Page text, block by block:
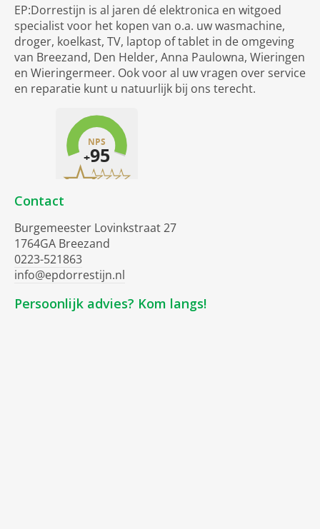
EP:Dorrestijn is al jaren dé elektronica en witgoed
specialist voor het kopen van o.a. uw wasmachine,
droger, koelkast, TV, laptop of tablet in de omgeving
van Breezand, Den Helder, Anna Paulowna, Wieringen
en Wieringermeer. Ook voor al uw vragen over service
en reparatie kunt u natuurlijk bij ons terecht.
Contact
Burgemeester Lovinkstraat 27
1764GA Breezand
0223-521863
info@epdorrestijn.nl
Persoonlijk advies? Kom langs!